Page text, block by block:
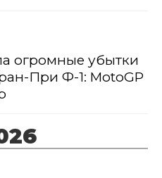
огромные убытки
При Ф-1: MotoGP